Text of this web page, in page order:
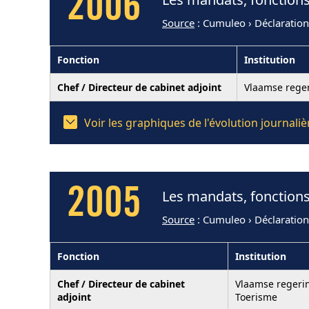
2006 Source : Cumuleo ›
Fonction Institution
Chef / Directeur de cabinet adjoint Vlaamse
Voir les graphiques de l'évolution
2005 Les mandats,
Source : Cumuleo ›
Fonction Institution
Chef / Directeur de cabinet
adjoint
Vlaamse
Toerisme